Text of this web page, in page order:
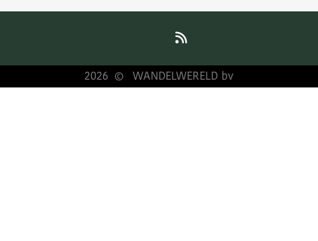
2026 © WANDELWERELD bv